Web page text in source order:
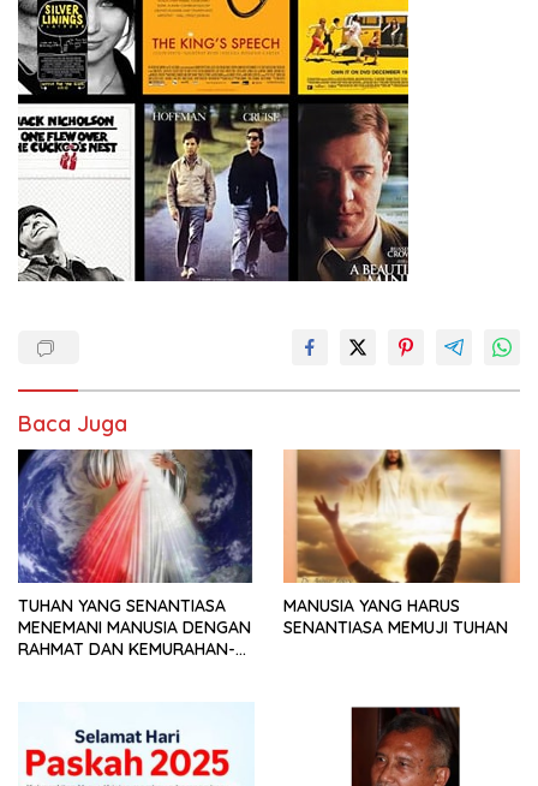
Baca Juga
TUHAN YANG SENANTIASA
MENEMANI MANUSIA DENGAN
RAHMAT DAN KEMURAHAN-
MANUSIA YANG HARUS
SENANTIASA MEMUJI TUHAN